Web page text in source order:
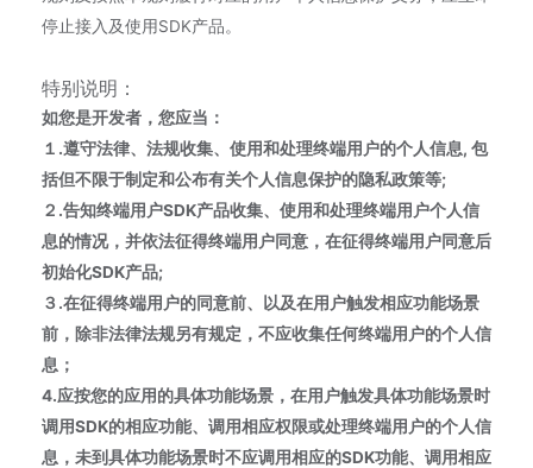
停止接入及使用SDK产品。
特别说明：
如您是开发者，您应当：
１.遵守法律、法规收集、使用和处理终端用户的个人信息, 包
括但不限于制定和公布有关个人信息保护的隐私政策等;
２.告知终端用户SDK产品收集、使用和处理终端用户个人信
息的情况，并依法征得终端用户同意，在征得终端用户同意后
初始化SDK产品;
３.在征得终端用户的同意前、以及在用户触发相应功能场景
前，除非法律法规另有规定，不应收集任何终端用户的个人信
息；
4.应按您的应用的具体功能场景，在用户触发具体功能场景时
调用SDK的相应功能、调用相应权限或处理终端用户的个人信
息，未到具体功能场景时不应调用相应的SDK功能、调用相应